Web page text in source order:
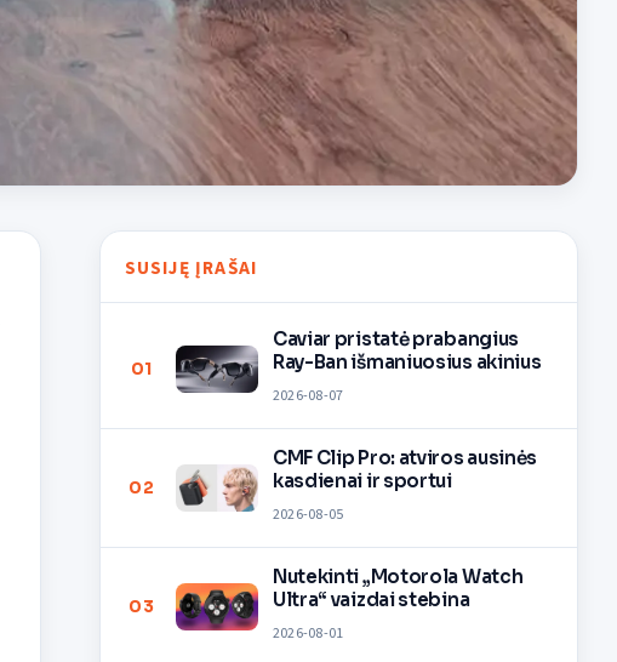
SUSIJĘ ĮRAŠAI
01
Caviar pristatė prabangius
Ray-Ban išmaniuosius akinius
2026-08-07
02
CMF Clip Pro: atviros ausinės
kasdienai ir sportui
2026-08-05
03
Nutekinti „Motorola Watch
Ultra“ vaizdai stebina
2026-08-01